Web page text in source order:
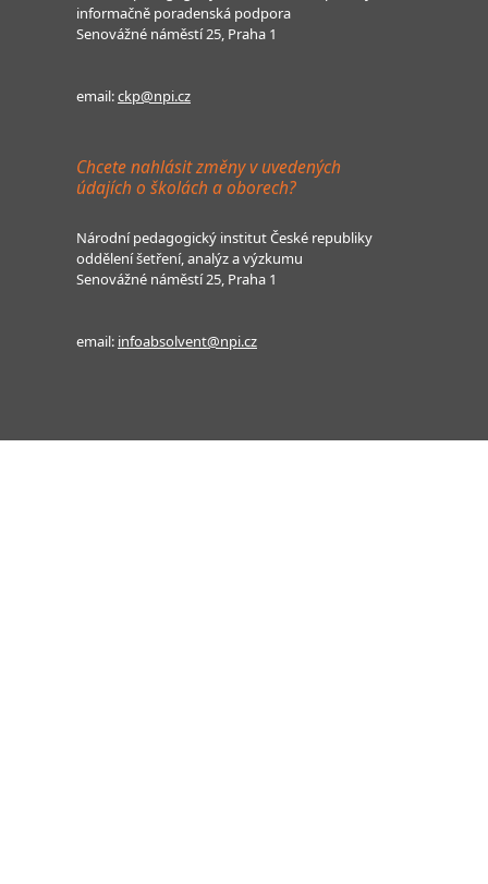
informačně poradenská podpora
Senovážné náměstí 25, Praha 1
email:ckp@npi.cz
Chcete nahlásit změny v uvedených
údajích o školách a oborech?
Národní pedagogický institut České republiky
oddělení šetření, analýz a výzkumu
Senovážné náměstí 25, Praha 1
email: infoabsolvent@npi.cz